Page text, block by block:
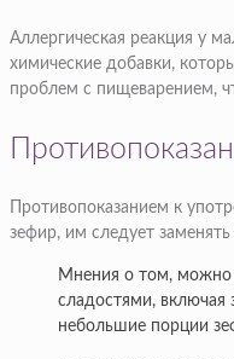
Аллергическая реакция у
химические добавки,
проблем с пищеварением,
Противопоказанием к
зефир, им следует
Мнения о том, можно
сладостями, включая
небольшие порции